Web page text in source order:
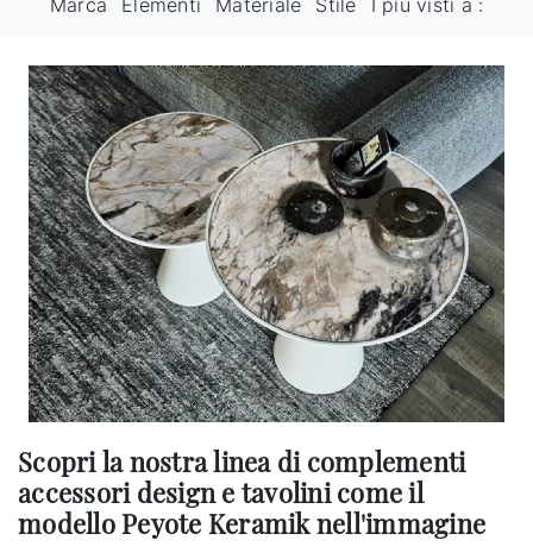
Marca Elementi Materiale Stile I più visti a :
Scopri la nostra linea di complementi
accessori design e tavolini come il
modello Peyote Keramik nell'immagine